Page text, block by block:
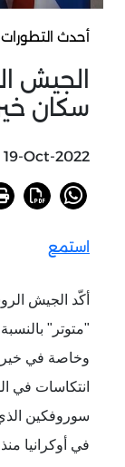
أحدث التطورات
الجيش
سكان
19-Oct-2022
استمع
أكّد الجيش
"متوتر"
وخاصة في
انتكاسات في
سوروفكين
في أوكرانيا